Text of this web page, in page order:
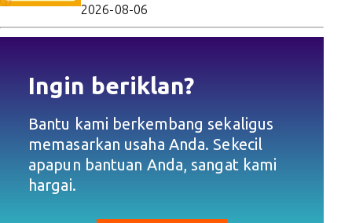
2026-08-06
Ingin beriklan?
Bantu kami berkembang sekaligus
memasarkan usaha Anda. Sekecil
apapun bantuan Anda, sangat kami
hargai.